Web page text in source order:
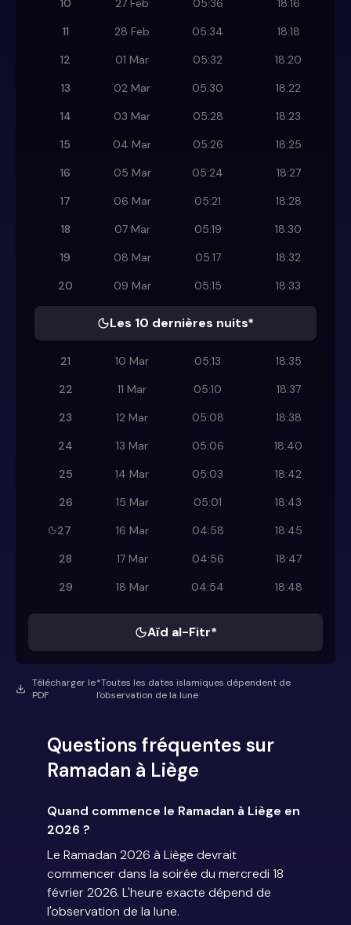
10
27 Feb 05:36
18:16
11
28 Feb 05:34
18:18
12
01 Mar 05:32
18:20
13
02 Mar 05:30
18:22
14
03 Mar 05:28
18:23
15
04 Mar 05:26
18:25
16
05 Mar 05:24
18:27
17
06 Mar 05:21
18:28
18
07 Mar 05:19
18:30
19
08 Mar 05:17
18:32
20
09 Mar 05:15 18:33
Les 10 dernières nuits*
21 10 Mar 05:13
18:35
22
11 Mar 05:10
18:37
23
12 Mar 05:08
18:38
24
13 Mar 05:06
18:40
25
14 Mar 05:03
18:42
26
15 Mar 05:01
18:43
27
16 Mar 04:58
18:45
28
17 Mar 04:56
18:47
29
18 Mar 04:54 18:48
Aïd al-Fitr*
Télécharger le
PDF
*Toutes les dates islamiques dépendent de
l'observation de la lune
Questions fréquentes sur
Ramadan à Liège
Quand commence le Ramadan à Liège en
2026 ?
Le Ramadan 2026 à Liège devrait
commencer dans la soirée du mercredi 18
février 2026. L'heure exacte dépend de
l'observation de la lune.